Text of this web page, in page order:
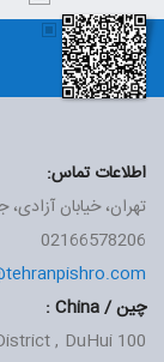
اطلاعات تماس:
تهران، خیابان آزادی، جنب
02166578206
چین / China :
, DuHui 100